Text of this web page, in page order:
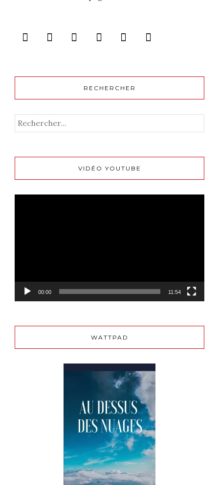
RECHERCHER
VIDÉO YOUTUBE
00:00 11:54
WATTPAD